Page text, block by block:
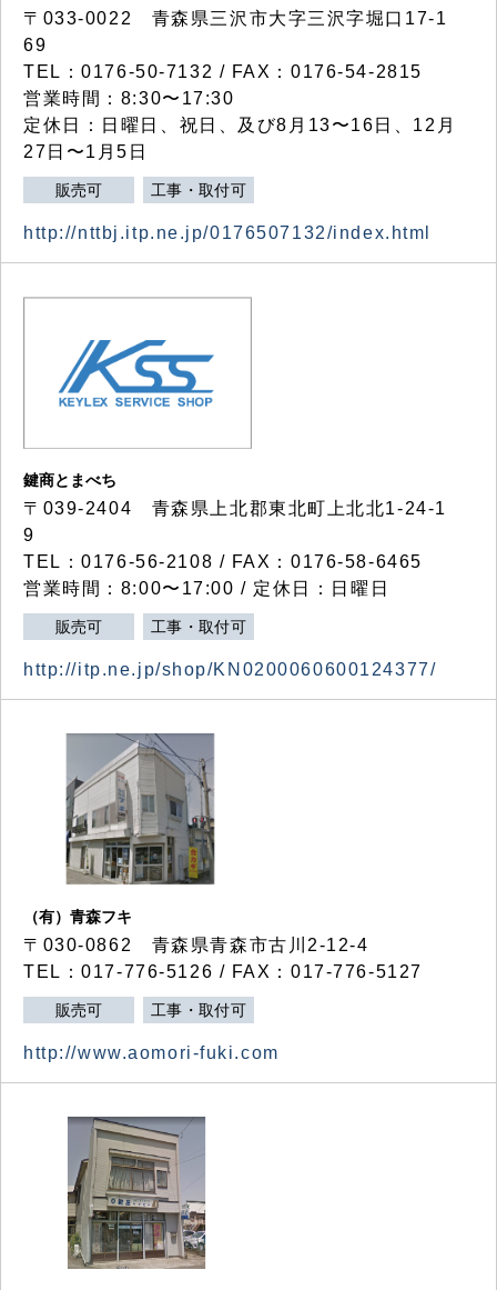
〒033-0022 青森県三沢市大字三沢字堀口17-1
69
TEL：0176-50-7132 / FAX：0176-54-2815
営業時間：8:30〜17:30
定休日：日曜日、祝日、及び8月13〜16日、12月
27日〜1月5日
販売可 工事・取付可
http://nttbj.itp.ne.jp/0176507132/index.html
鍵商とまべち
〒039-2404 青森県上北郡東北町上北北1-24-1
9
TEL：0176-56-2108 / FAX：0176-58-6465
営業時間：8:00〜17:00 / 定休日：日曜日
販売可 工事・取付可
http://itp.ne.jp/shop/KN0200060600124377/
（有）青森フキ
〒030-0862 青森県青森市古川2-12-4
TEL：017-776-5126 / FAX：017-776-5127
販売可 工事・取付可
http://www.aomori-fuki.com